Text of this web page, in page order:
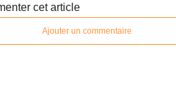
cet article
Ajouter un commentaire